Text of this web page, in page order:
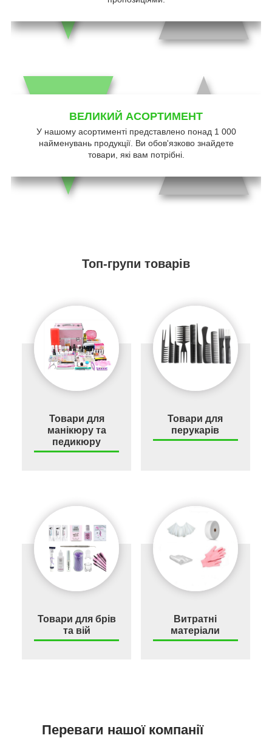
ВЕЛИКИЙ АСОРТИМЕНТ
У нашому асортименті представлено понад 1 000
найменувань продукції. Ви обов'язково знайдете
товари, які вам потрібні.
Топ-групи товарів
Товари для
манікюру та
педикюру
Товари для
перукарів
Товари для брів
та вій
Витратні
матеріали
Переваги нашої компанії